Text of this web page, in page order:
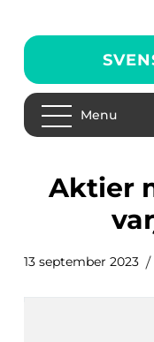
Menu
aktier med utdelning
13 september 2023